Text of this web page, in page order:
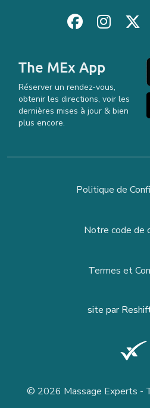
The MEx App
Réserver un rendez-vous,
obtenir les directions, voir les
dernières mises à jour & bien
plus encore.
© 2026 Massage Experts -
Politique de
Notre code de
Termes et
site par